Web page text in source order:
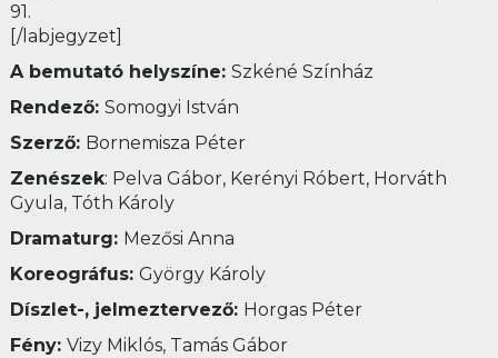
91.
[/labjegyzet]
A bemutató helyszíne: Szkéné Színház
Rendező: Somogyi István
Szerző: Bornemisza Péter
Zenészek: Pelva Gábor, Kerényi Róbert, Horváth
Gyula, Tóth Károly
Dramaturg: Mezősi Anna
Koreográfus: György Károly
Díszlet-, jelmeztervező: Horgas Péter
Fény: Vizy Miklós, Tamás Gábor